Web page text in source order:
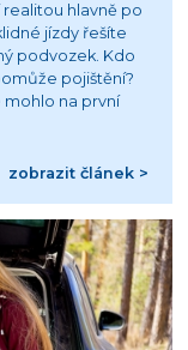
hlavně po
jízdy řešíte
podvozek. Kdo
pojištění?
mohlo na první
zobrazit článek >